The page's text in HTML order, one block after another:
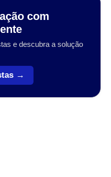
com
e descubra a solução
→